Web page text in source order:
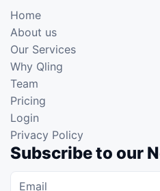
Home
About us
Our Services
Why Qling
Team
Pricing
Login
Privacy Policy
Subscribe to our